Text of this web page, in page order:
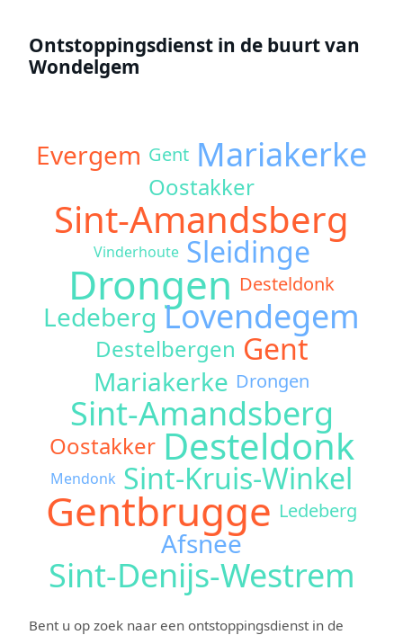
Ontstoppingsdienst in de buurt van
Wondelgem
Evergem Gent Mariakerke
Oostakker
Sint-Amandsberg
Vinderhoute Sleidinge
Drongen Desteldonk
Ledeberg Lovendegem
Destelbergen Gent
Mariakerke Drongen
Sint-Amandsberg
Oostakker Desteldonk
Mendonk Sint-Kruis-Winkel
Gentbrugge Ledeberg
Afsnee
Sint-Denijs-Westrem
Bent u op zoek naar een ontstoppingsdienst in de